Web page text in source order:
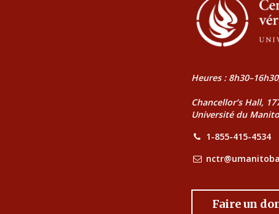
Heures :
Chancellor’s Hall,
Université du
1-855-415-4534
Faire un